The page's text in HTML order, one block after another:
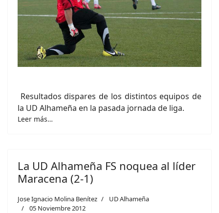
Resultados dispares de los distintos equipos de
la UD Alhameña en la pasada jornada de liga.
Leer más…
La UD Alhameña FS noquea al líder
Maracena (2-1)
Jose Ignacio Molina Benítez
UD Alhameña
05 Noviembre 2012